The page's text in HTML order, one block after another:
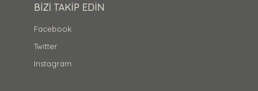
BİZİ TAKİP EDİN
Facebook
Twitter
Instagram